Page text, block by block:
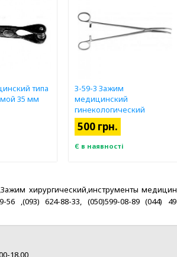
типа
35 мм
З-59-3 Зажим
медицинский
гинекологический
изогнутый 283 мм.
500 грн.
Є в наявності
хирургический,инструменты
56 ,(093) 624-88-33, (050)599-08-89
18.00